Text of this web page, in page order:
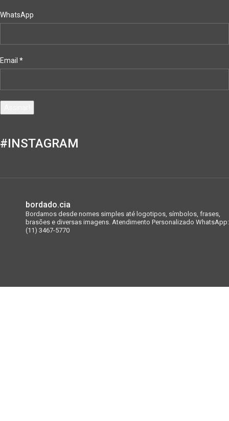
WhatsApp
Email *
#INSTAGRAM
bordado.cia
Bordamos desde nomes simples até logotipos, símbolos, frases,
brasões e diversas imagens. Atendimento Personalizado WhatsApp:
(11) 3467-5770